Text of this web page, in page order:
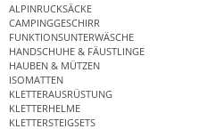
ALPINRUCKSÄCKE
CAMPINGGESCHIRR
FUNKTIONSUNTERWÄSCHE
HANDSCHUHE & FÄUSTLINGE
HAUBEN & MÜTZEN
ISOMATTEN
KLETTERAUSRÜSTUNG
KLETTERHELME
KLETTERSTEIGSETS